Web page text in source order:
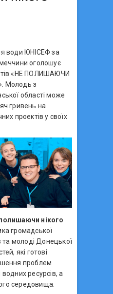
води ЮНІСЕФ за
оголошує
«НЕ ПОЛИШАЮЧИ
Молодь з
області може
гривень на
проектів у своїх
нікого
громадської
та молоді Донецької
які готові
проблем
ресурсів, а
середовища.